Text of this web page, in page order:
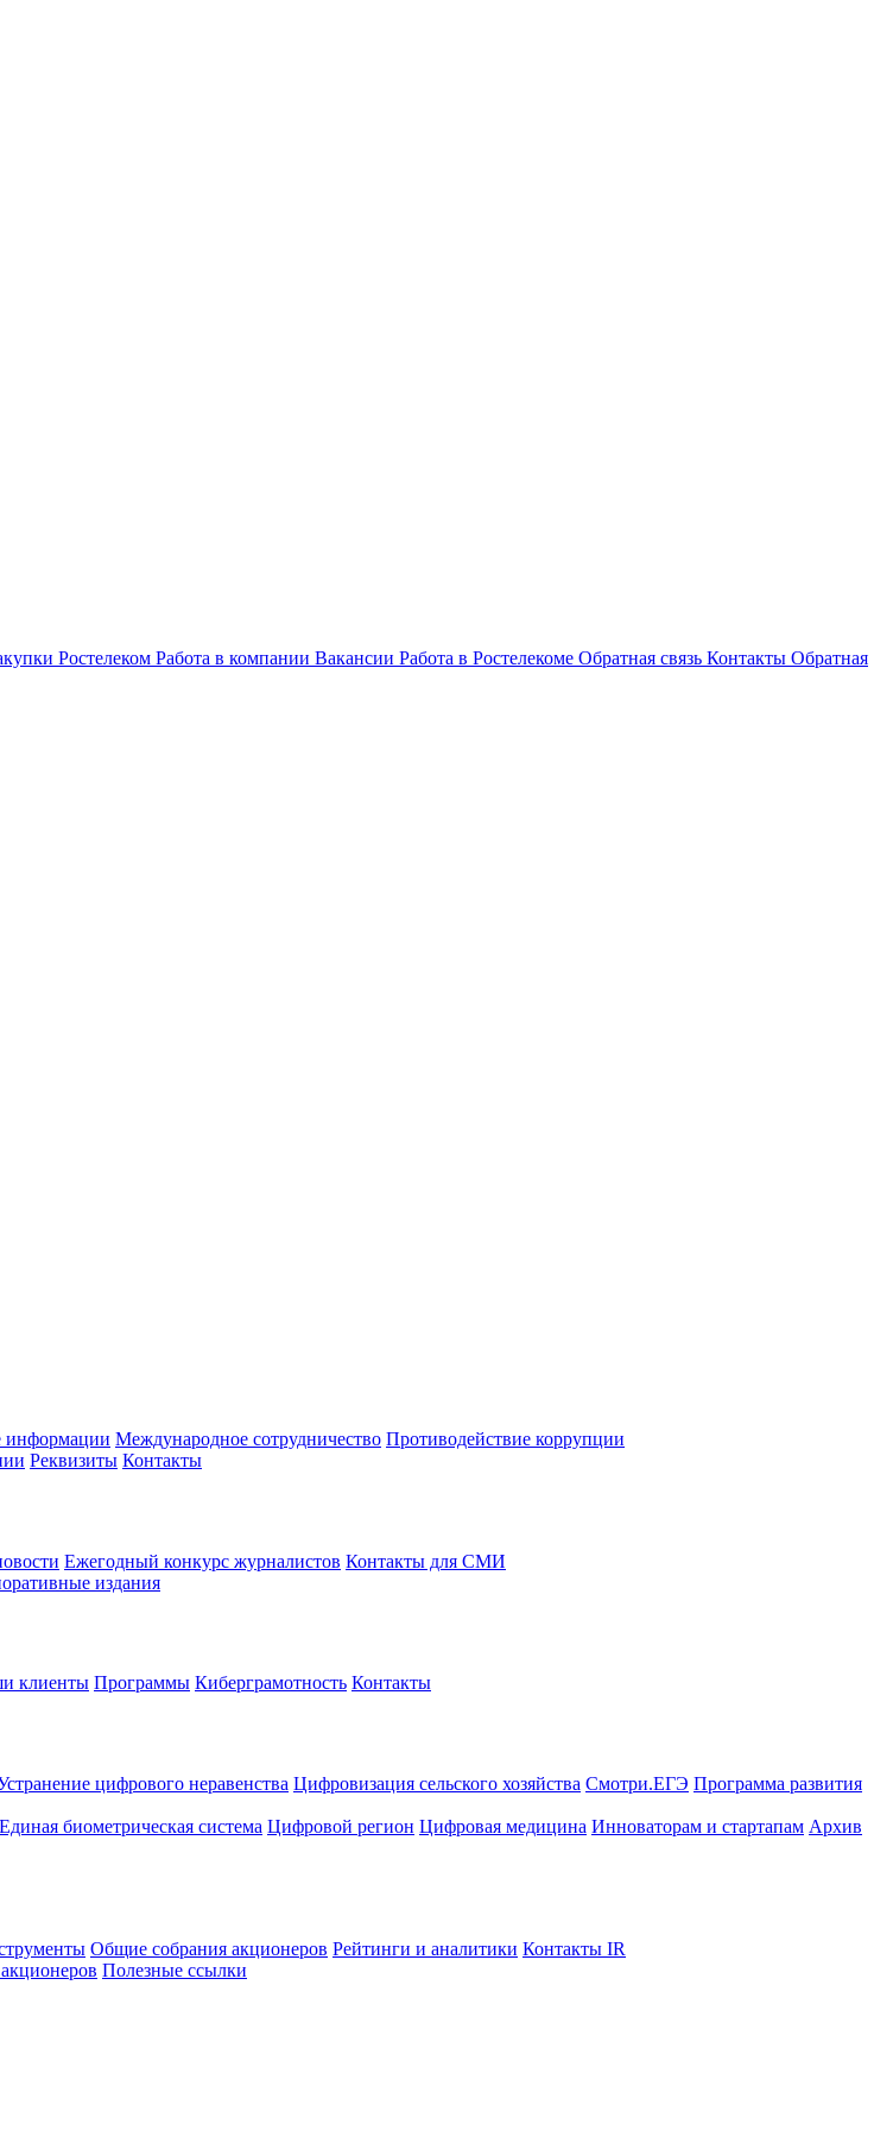
Ростелеком Работа в компании Вакансии Работа в Ростелекоме Обратная связь Контакты Обратная
информации Международное сотрудничество Противодействие коррупции
Реквизиты Контакты
Ежегодный конкурс журналистов Контакты для СМИ
издания
клиенты Программы Киберграмотность Контакты
цифрового неравенства Цифровизация сельского хозяйства Смотри.ЕГЭ Программа развития
Единая биометрическая система Цифровой регион Цифровая медицина Инноваторам и стартапам Архив
Общие собрания акционеров Рейтинги и аналитики Контакты IR
Полезные ссылки